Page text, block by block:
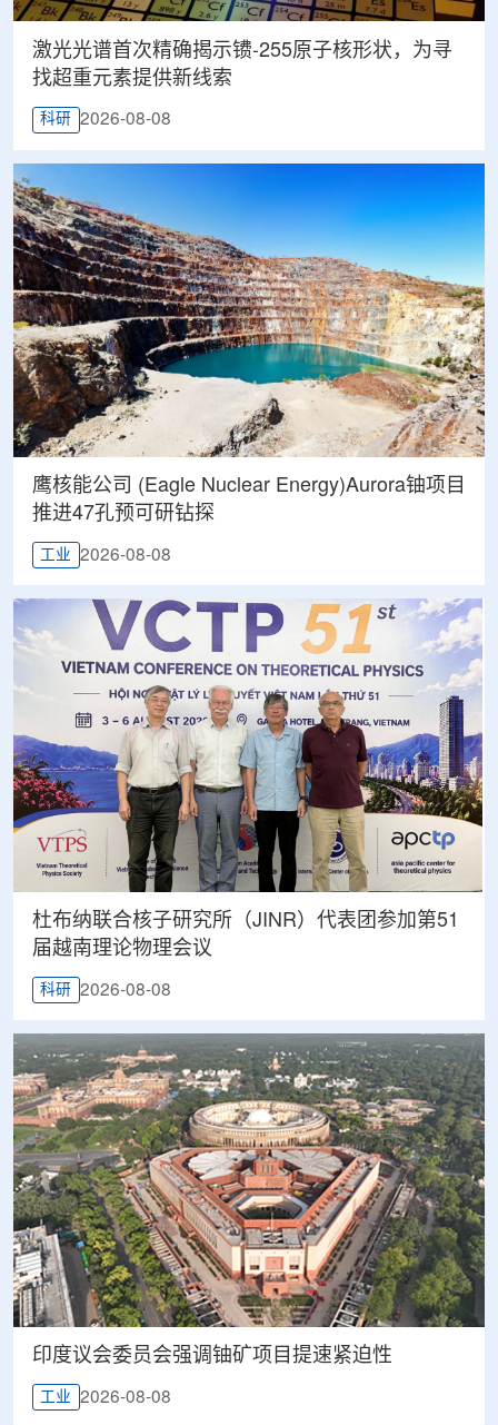
激光光谱首次精确揭示镄-255原子核形状，为寻
找超重元素提供新线索
科研 2026-08-08
鹰核能公司 (Eagle Nuclear Energy)Aurora铀项目
推进47孔预可研钻探
工业 2026-08-08
杜布纳联合核子研究所（JINR）代表团参加第51
届越南理论物理会议
科研 2026-08-08
印度议会委员会强调铀矿项目提速紧迫性
工业 2026-08-08